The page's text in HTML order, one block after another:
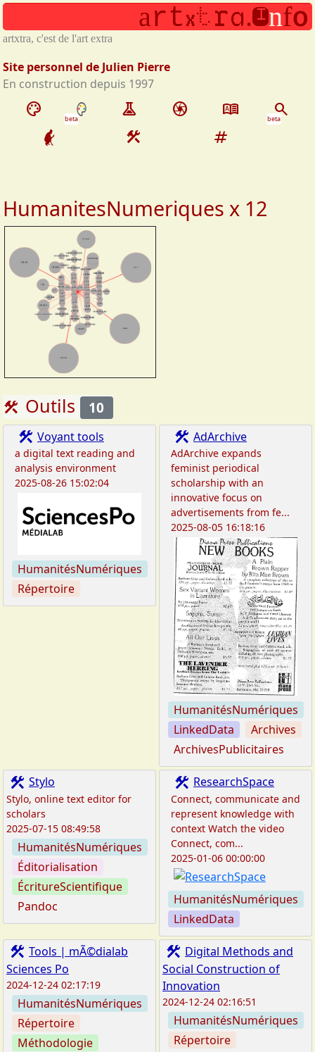
Aller au contenu principal
palette beta experiment camera dictionary search
beta
construction tag
HumanitesNumeriques x 12
construction Outils 10
construction Voyant tools
a digital text reading and
analysis environment
2025-08-26 15:02:04
HumanitésNumériques
Répertoire
construction AdArchive
AdArchive expands
feminist periodical
scholarship with an
innovative focus on
advertisements from fe...
2025-08-05 16:18:16
HumanitésNumériques
LinkedData
Archives
ArchivesPublicitaires
construction Stylo
Stylo, online text editor for
scholars
2025-07-15 08:49:58
HumanitésNumériques
Éditorialisation
ÉcritureScientifique
Pandoc
construction ResearchSpace
Connect, communicate and
represent knowledge with
context Watch the video
Connect, com...
2025-01-06 00:00:00
HumanitésNumériques
LinkedData
construction Tools | mÃ©dialab
Sciences Po
2024-12-24 02:17:19
HumanitésNumériques
Répertoire
Méthodologie
construction Digital Methods and
Social Construction of
Innovation
2024-12-24 02:16:51
HumanitésNumériques
Répertoire
artxtra.info
artxtra, c'est de l'art extra
Site personnel de Julien Pierre
En construction depuis 1997